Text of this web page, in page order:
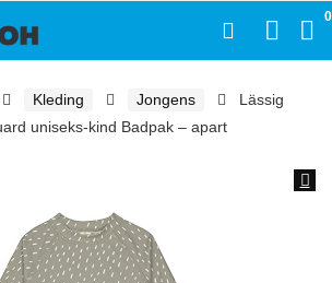
0
Kleding Jongens
Lässig
uniseks-kind Badpak – apart